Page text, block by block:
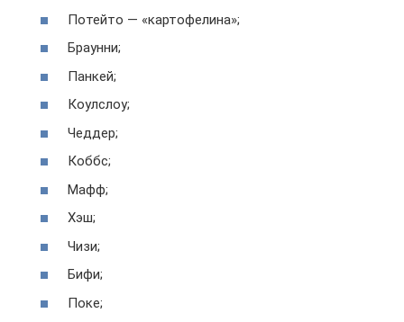
Потейто — «картофелина»;
Браунни;
Панкей;
Коулслоу;
Чеддер;
Коббс;
Мафф;
Хэш;
Чизи;
Бифи;
Поке;